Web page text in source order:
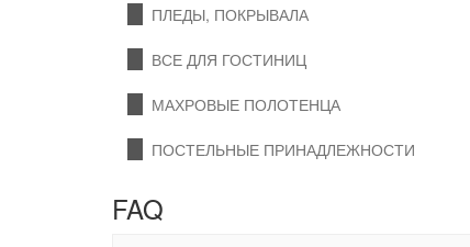
ПЛЕДЫ, ПОКРЫВАЛА
ВСЕ ДЛЯ ГОСТИНИЦ
МАХРОВЫЕ ПОЛОТЕНЦА
ПОСТЕЛЬНЫЕ ПРИНАДЛЕЖНОСТИ
FAQ